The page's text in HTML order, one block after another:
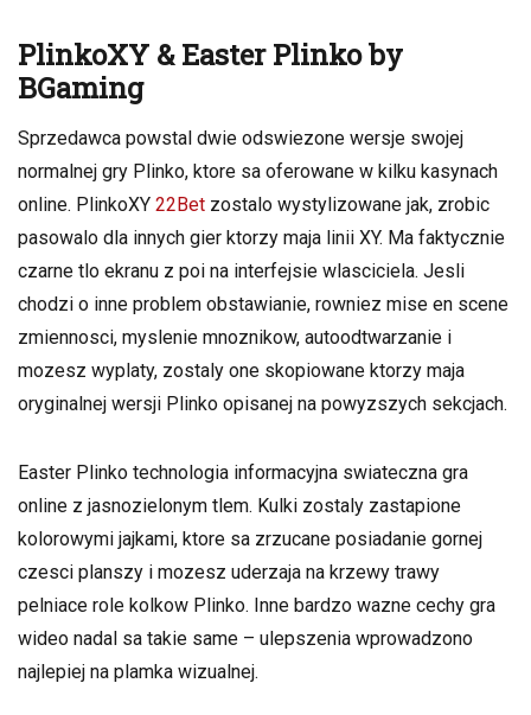
PlinkoXY & Easter Plinko by
BGaming
Sprzedawca powstal dwie odswiezone wersje swojej
normalnej gry Plinko, ktore sa oferowane w kilku kasynach
online. PlinkoXY 22Bet zostalo wystylizowane jak, zrobic
pasowalo dla innych gier ktorzy maja linii XY. Ma faktycznie
czarne tlo ekranu z poi na interfejsie wlasciciela. Jesli
chodzi o inne problem obstawianie, rowniez mise en scene
zmiennosci, myslenie mnoznikow, autoodtwarzanie i
mozesz wyplaty, zostaly one skopiowane ktorzy maja
oryginalnej wersji Plinko opisanej na powyzszych sekcjach.
Easter Plinko technologia informacyjna swiateczna gra
online z jasnozielonym tlem. Kulki zostaly zastapione
kolorowymi jajkami, ktore sa zrzucane posiadanie gornej
czesci planszy i mozesz uderzaja na krzewy trawy
pelniace role kolkow Plinko. Inne bardzo wazne cechy gra
wideo nadal sa takie same – ulepszenia wprowadzono
najlepiej na plamka wizualnej.